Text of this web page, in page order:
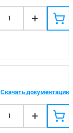
1 +
Скачать документацию
1 +